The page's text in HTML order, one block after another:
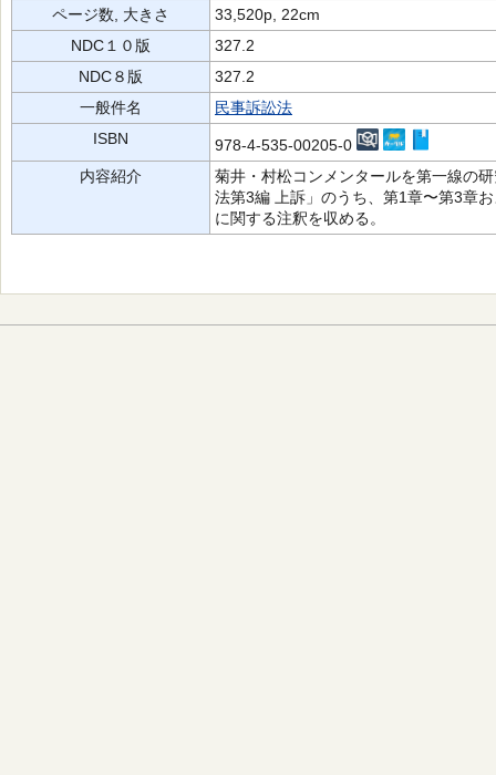
ページ数, 大きさ
33,520p, 22cm
NDC１０版
327.2
NDC８版
327.2
一般件名
民事訴訟法
ISBN
978-4-535-00205-0
内容紹介
菊井・村松コンメンタールを第一線の
法第3編 上訴」のうち、第1章〜第3章
に関する注釈を収める。